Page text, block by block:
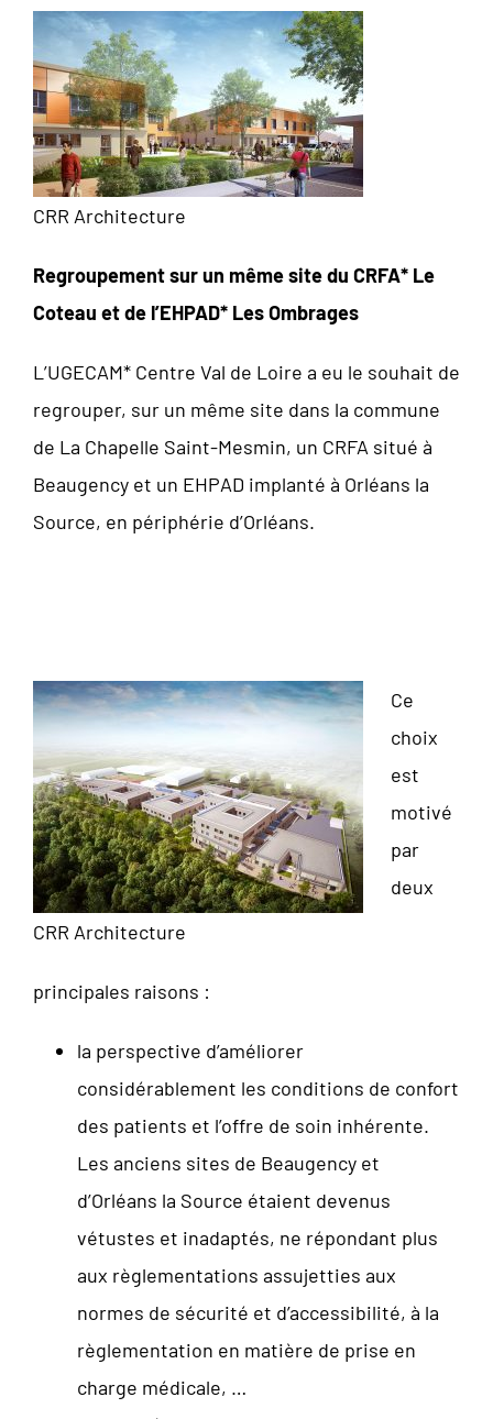
CRR Architecture
Regroupement sur un même site du CRFA* Le
Coteau et de l’EHPAD* Les Ombrages
L’UGECAM* Centre Val de Loire a eu le souhait de
regrouper, sur un même site dans la commune
de La Chapelle Saint-Mesmin, un CRFA situé à
Beaugency et un EHPAD implanté à Orléans la
Source, en périphérie d’Orléans.
CRR Architecture
Ce
choix
est
motivé
par
deux
principales raisons :
la perspective d’améliorer
considérablement les conditions de confort
des patients et l’offre de soin inhérente.
Les anciens sites de Beaugency et
d’Orléans la Source étaient devenus
vétustes et inadaptés, ne répondant plus
aux règlementations assujetties aux
normes de sécurité et d’accessibilité, à la
règlementation en matière de prise en
charge médicale, …